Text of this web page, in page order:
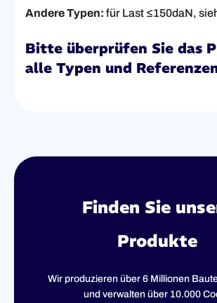
Andere Typen: für Last ≤150daN,
Bitte überprüfen Sie das
alle Typen und
Finden Sie
Produkte
Wir produzieren über 6 Millionen
und verwalten über 10.000